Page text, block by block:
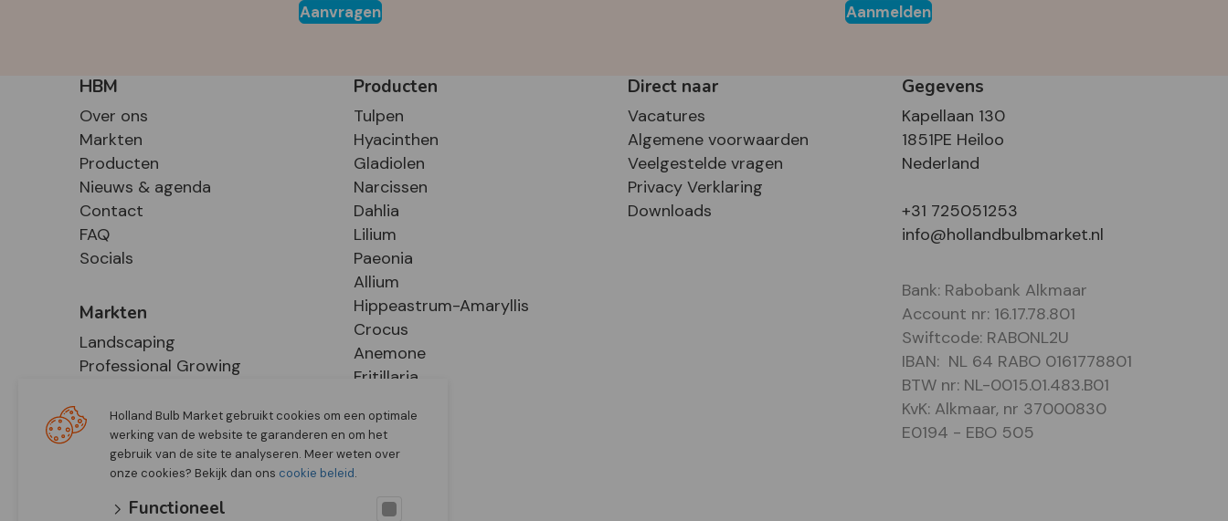
Aanvragen Aanmelden
HBM
Over ons
Markten
Producten
Nieuws & agenda
Contact
FAQ
Socials
Markten
Landscaping
Professional Growing
Retail
Producten
Tulpen
Hyacinthen
Gladiolen
Narcissen
Dahlia
Lilium
Paeonia
Allium
Hippeastrum-Amaryllis
Crocus
Anemone
Fritillaria
Direct naar
Vacatures
Algemene voorwaarden
Veelgestelde vragen
Privacy Verklaring
Downloads
Gegevens
Kapellaan 130
1851PE Heiloo
Nederland
+31 725051253
info@hollandbulbmarket.nl
Bank: Rabobank Alkmaar
Account nr: 16.17.78.801
Swiftcode: RABONL2U
IBAN: NL 64 RABO 0161778801
BTW nr: NL-0015.01.483.B01
KvK: Alkmaar, nr 37000830
E0194 - EBO 505
Holland Bulb Market gebruikt cookies om een optimale
werking van de website te garanderen en om het
gebruik van de site te analyseren. Meer weten over
onze cookies? Bekijk dan ons cookie beleid.
Functioneel